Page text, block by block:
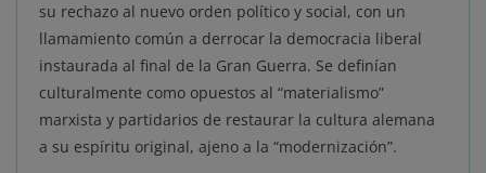
su rechazo al nuevo orden político y social, con un
llamamiento común a derrocar la democracia liberal
instaurada al final de la Gran Guerra. Se definían
culturalmente como opuestos al “materialismo”
marxista y partidarios de restaurar la cultura alemana
a su espíritu original, ajeno a la “modernización”.